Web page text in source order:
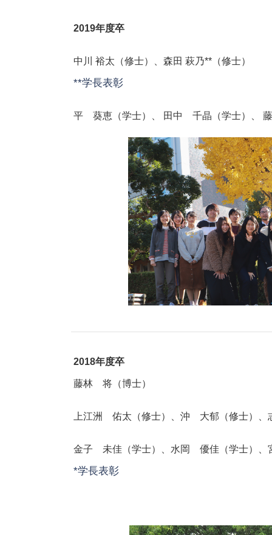
2019年度卒
中川 裕太（修士）、森田 萩乃**（修士）
**学長表彰
平 葵恵（学士）、 田中 千晶（学士）、
2018年度卒
藤林 将（博士）
上江洲 佑太（修士）、沖 大郁（修士）
金子 未佳（学士）、水岡 優佳（学士）、
*学長表彰